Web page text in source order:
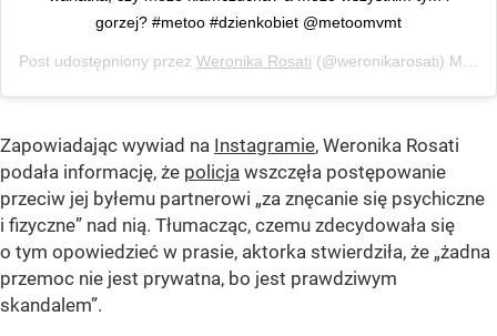
gorzej? #metoo #dzienkobiet @metoomvmt
Post udostępniony przez Weronika Rosati (@weronikarosati) Mar 8, 2019 o 10:54 PST
Zapowiadając wywiad na Instagramie, Weronika Rosati
podała informację, że policja wszczęła postępowanie
przeciw jej byłemu partnerowi „za znęcanie się psychiczne
i fizyczne” nad nią. Tłumacząc, czemu zdecydowała się
o tym opowiedzieć w prasie, aktorka stwierdziła, że „żadna
przemoc nie jest prywatna, bo jest prawdziwym
skandalem”.